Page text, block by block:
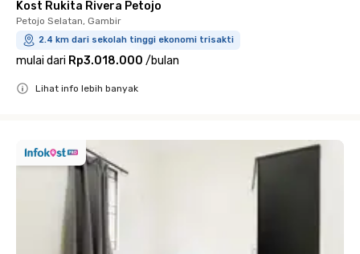
Kost Rukita Rivera Petojo
Petojo Selatan, Gambir
2.4 km dari sekolah tinggi ekonomi trisakti
mulai dari Rp3.018.000 /bulan
Lihat info lebih banyak